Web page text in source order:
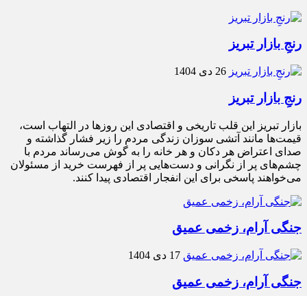
رنجِ بازار تبریز
26 دی 1404
رنجِ بازار تبریز
بازار تبریز این قلب تاریخی و اقتصادی این روزها در التهاب است،
قیمت‌ها مانند آتشی سوزان زندگی مردم را زیر فشار گذاشته و
صدای اعتراض هر دکان و هر خانه را به گوش می‌رساند مردم با
چشم‌های پر از نگرانی و دست‌هایی پر از فهرست خرید از مسئولان
می‌خواهند پاسخی برای این انفجار اقتصادی پیدا کنند.
جنگی آرام، زخمی عمیق
17 دی 1404
جنگی آرام، زخمی عمیق